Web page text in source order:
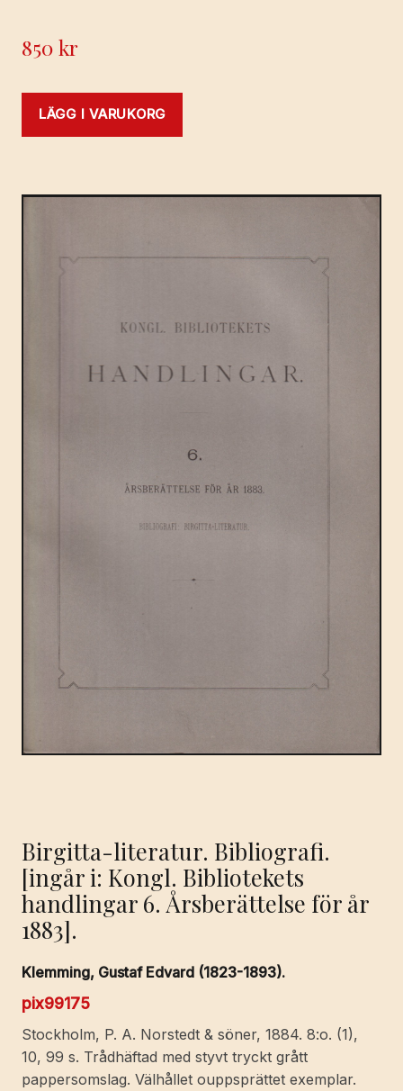
850kr
LÄGG I VARUKORG
Birgitta-literatur. Bibliografi.
[ingår i: Kongl. Bibliotekets
handlingar 6. Årsberättelse för år
1883].
Klemming, Gustaf Edvard (1823-1893).
pix99175
Stockholm, P. A. Norstedt & söner, 1884. 8:o. (1),
10, 99 s. Trådhäftad med styvt tryckt grått
pappersomslag. Välhållet ouppsprättet exemplar.